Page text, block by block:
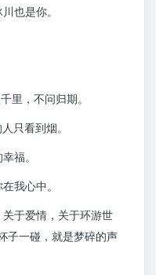
也是你。
里，不问归期。
只看到烟。
福。
我心中。
于爱情，关于环游世
子一碰，就是梦碎的声